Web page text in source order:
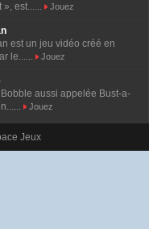
», est......
Jouez
est un jeu vidéo créé en
le......
Jouez
Bobble aussi appelée Bust-a-
Jouez
Jeux